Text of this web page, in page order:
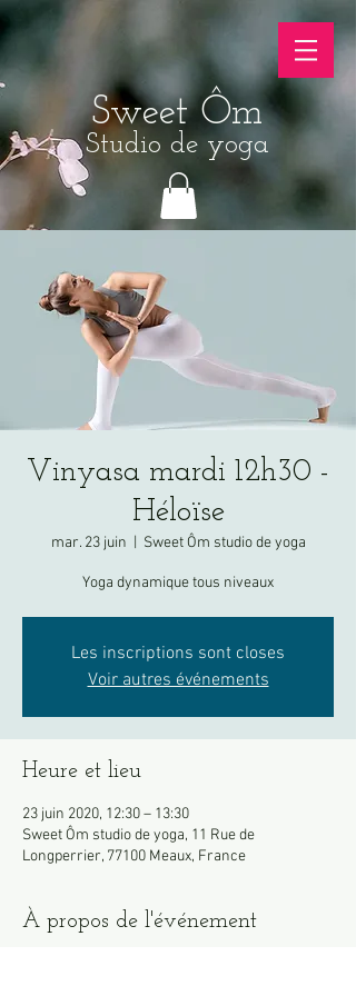
Sweet Ôm
Studio de yoga
Vinyasa mardi 12h30 -
Héloïse
mar. 23 juin Sweet Ôm studio de yoga
Yoga dynamique tous niveaux
Les inscriptions sont closes
Voir autres événements
Heure et lieu
23 juin 2020, 12:30 – 13:30
Sweet Ôm studio de yoga, 11 Rue de
Longperrier, 77100 Meaux, France
À propos de l'événement